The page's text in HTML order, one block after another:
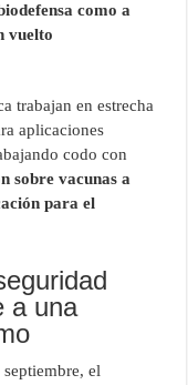
como a
vuelto
trabajan en estrecha
aplicaciones
codo con
sobre vacunas a
para el
a una
el